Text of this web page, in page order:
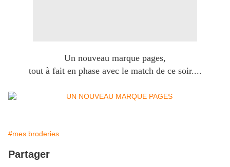
Un nouveau marque pages,
tout à fait en phase avec le match de ce soir....
#mes broderies
Partager